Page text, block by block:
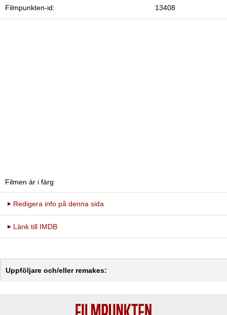
Filmpunkten-id: 13408
Filmen är i färg
Redigera info på denna sida
Länk till IMDB
Uppföljare och/eller remakes: